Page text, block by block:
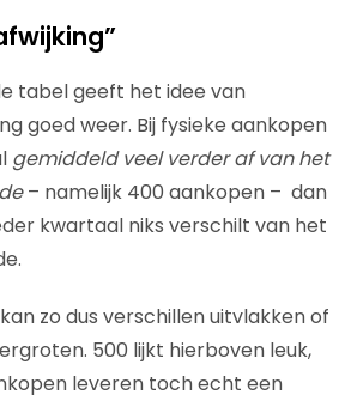
tabel geeft het idee van
goed weer. Bij fysieke aankopen
gemiddeld veel verder af van het
– namelijk 400 aankopen – dan
kwartaal niks verschilt van het
zo dus verschillen uitvlakken of
500 lijkt hierboven leuk,
leveren toch echt een